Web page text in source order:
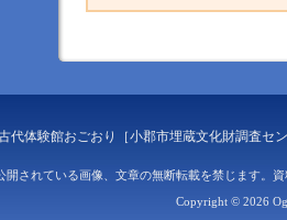
代体験館おごおり［小郡市埋蔵文化財調査セ
されている画像、文章の無断転載を禁じます。
Copyright © 2026